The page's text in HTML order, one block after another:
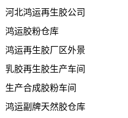
河北鸿运再生胶公司
鸿运胶粉仓库
鸿运再生胶厂区外景
乳胶再生胶生产车间
生产合成胶粉车间
鸿运副牌天然胶仓库